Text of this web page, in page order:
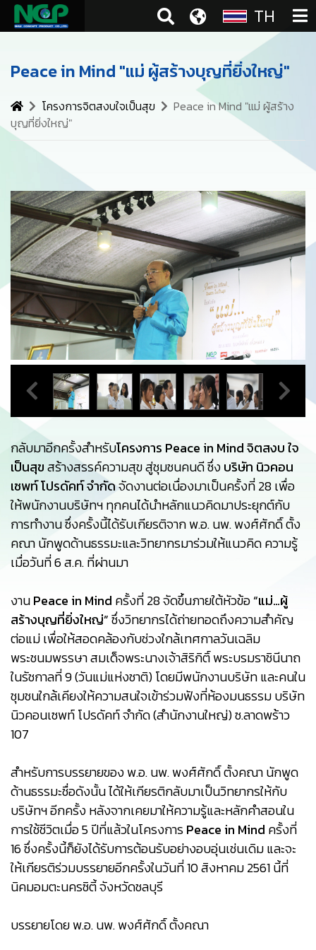
TH
Peace in Mind "แม่ ผู้สร้างบุญที่ยิ่งใหญ่"
โครงการจิตสงบใจเป็นสุข
Peace in Mind "แม่ ผู้สร้าง
บุญที่ยิ่งใหญ่"
กลับมาอีกครั้งสำหรับโครงการ Peace in Mind จิตสงบ ใจ
เป็นสุขสร้างสรรค์ความสุข สู่ชุมชนคนดี ซึ่งบริษัท นิวคอน
เซพท์ โปรดัคท์ จำกัดจัดงานต่อเนื่องมาเป็นครั้งที่ 28 เพื่อ
ให้พนักงานบริษัทฯ ทุกคนได้นำหลักแนวคิดมาประยุกต์กับ
การทำงาน ซึ่งครั้งนี้ได้รับเกียรติจาก พ.อ. นพ. พงศ์ศักดิ์ ตั้ง
คณา นักพูดด้านธรรมะและวิทยากรมาร่วมให้แนวคิด ความรู้
เมื่อวันที่ 6 ส.ค. ที่ผ่านมา
งานPeace in Mind ครั้งที่ 28 จัดขึ้นภายใต้หัวข้อ“แม่…ผู้
สร้างบุญที่ยิ่งใหญ่”ซึ่งวิทยากรได้ถ่ายทอดถึงความสำคัญ
ต่อแม่ เพื่อให้สอดคล้องกับช่วงใกล้เทศกาลวันเฉลิม
พระชนมพรรษา สมเด็จพระนางเจ้าสิริกิติ์ พระบรมราชินีนาถ
ในรัชกาลที่ 9 (วันแม่แห่งชาติ) โดยมีพนักงานบริษัท และคนใน
ชุมชนใกล้เคียงให้ความสนใจเข้าร่วมฟังที่ห้องมนธรรม บริษัท
นิวคอนเซพท์ โปรดัคท์ จำกัด (สำนักงานใหญ่) ซ.ลาดพร้าว
107
สำหรับการบรรยายของ พ.อ. นพ. พงศ์ศักดิ์ ตั้งคณา นักพูด
ด้านธรรมะชื่อดังนั้น ได้ให้เกียรติกลับมาเป็นวิทยากรให้กับ
บริษัทฯ อีกครั้ง หลังจากเคยมาให้ความรู้และหลักคำสอนใน
การใช้ชีวิตเมื่อ 5 ปีที่แล้วในโครงการPeace in Mind ครั้งที่
16 ซึ่งครั้งนี้ก็ยังได้รับการต้อนรับอย่างอบอุ่นเช่นเดิม และจะ
ให้เกียรติร่วมบรรยายอีกครั้งในวันที่ 10 สิงหาคม 2561 นี้ที่
นิคมอมตะนครซิตี้ จังหวัดชลบุรี
บรรยายโดย พ.อ. นพ. พงศ์ศักดิ์ ตั้งคณา